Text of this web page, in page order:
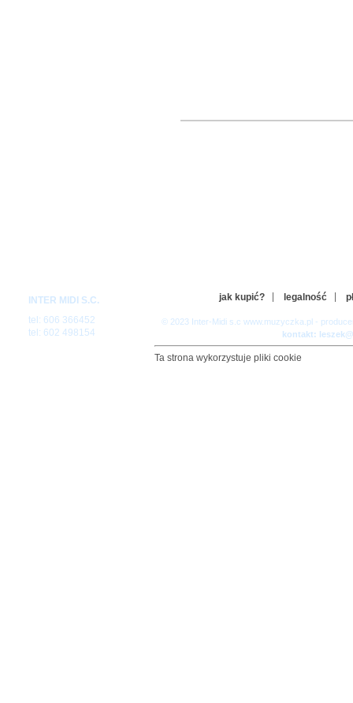
INTER MIDI S.C.
tel: 606 366452
tel: 602 498154
jak kupić? legalność
© 2023 Inter-Midi s.c www.muzyczka.pl -
kontakt:
Ta strona wykorzystuje pliki cookie